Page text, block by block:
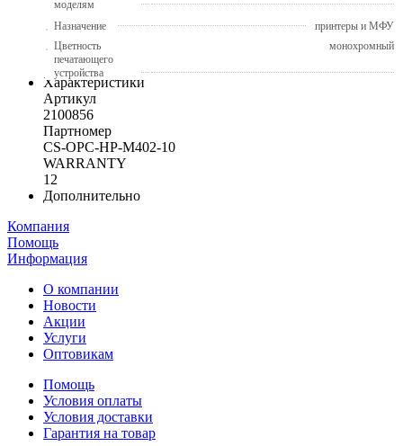
моделям
Назначение
принтеры и МФУ
Цветность
печатающего
устройства
монохромный
Характеристики
Артикул
2100856
Партномер
CS-OPC-HP-M402-10
WARRANTY
12
Дополнительно
Компания
Помощь
Информация
О компании
Новости
Акции
Услуги
Оптовикам
Помощь
Условия оплаты
Условия доставки
Гарантия на товар